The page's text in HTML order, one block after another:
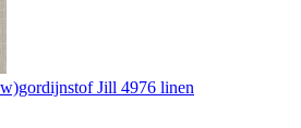
Jill 4976 linen